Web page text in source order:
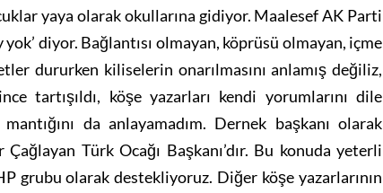
yaya olarak okullarına gidiyor. Maalesef AK Parti
diyor. Bağlantısı olmayan, köprüsü olmayan, içme
dururken kiliselerin onarılmasını anlamış değiliz,
tartışıldı, köşe yazarları kendi yorumlarını dile
da anlayamadım. Dernek başkanı olarak
Türk Ocağı Başkanı’dır. Bu konuda yeterli
grubu olarak destekliyoruz. Diğer köşe yazarlarının